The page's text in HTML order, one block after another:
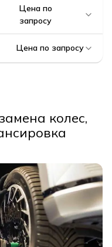
Цена по
запросу
Цена по запросу
колес,